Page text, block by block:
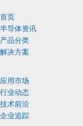
首页
半导体资讯
产品分类
解决方案
应用市场
行业动态
技术前沿
企业追踪